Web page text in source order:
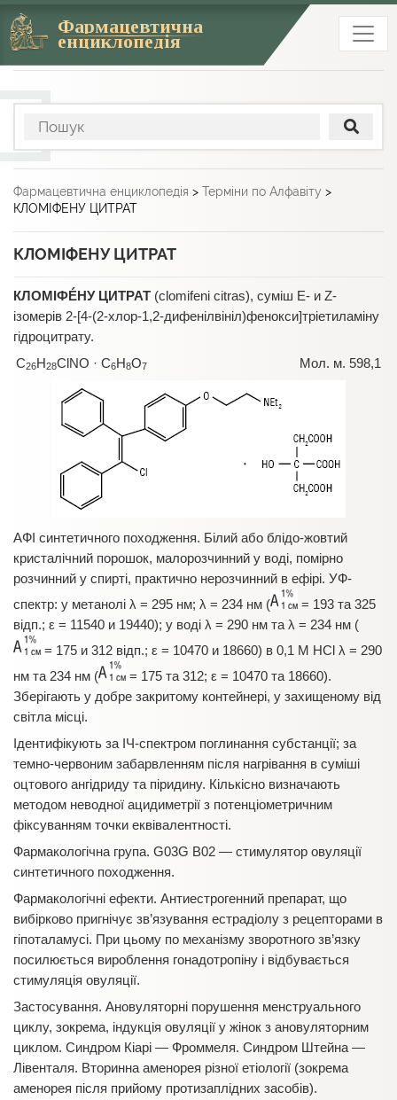
Фармацевтична
енциклопедія
Фармацевтична енциклопедія > Терміни по Алфавіту >
КЛОМІФЕНУ ЦИТРАТ
КЛОМІФЕНУ ЦИТРАТ
КЛОМІФÉНУ ЦИТРАТ (clomifeni citras), суміш Е- и Z-
ізомерів 2-[4-(2-хлор-1,2-дифенілвініл)фенокси]тріетиламіну
гідроцитрату.
C26H28ClNO · C6H8O7 Мол. м. 598,1
АФІ синтетичного походження. Білий або блідо-жовтий
кристалічний порошок, малорозчинний у воді, помірно
розчинний у спирті, практично нерозчинний в ефірі. УФ-
спектр: у метанолі λ = 295 нм; λ = 234 нм (
= 193 та 325
відп.; ε = 11540 и 19440); у воді λ = 290 нм та λ = 234 нм (
= 175 и 312 відп.; ε = 10470 и 18660) в 0,1 М HCl λ = 290
нм та 234 нм (
= 175 та 312; ε = 10470 та 18660).
Зберігають у добре закритому контейнері, у захищеному від
світла місці.
Ідентифікують за ІЧ-спектром поглинання субстанції; за
темно-червоним забарвленням після нагрівання в суміші
оцтового ангідриду та піридину. Кількісно визначають
методом неводної ацидиметрії з потенціометричним
фіксуванням точки еквівалентності.
Фармакологічна група. G03G B02 — стимулятор овуляції
синтетичного походження.
Фармакологічні ефекти. Антиестрогенний препарат, що
вибірково пригнічує зв’язування естрадіолу з рецепторами в
гіпоталамусі. При цьому по механізму зворотного зв’язку
посилюється вироблення гонадотропіну і відбувається
стимуляція овуляції.
Застосування. Ановуляторні порушення менструального
циклу, зокрема, індукція овуляції у жінок з ановуляторним
циклом. Синдром Кіарі — Фроммеля. Синдром Штейна —
Лівенталя. Вторинна аменорея різної етіології (зокрема
аменорея після прийому протизаплідних засобів).